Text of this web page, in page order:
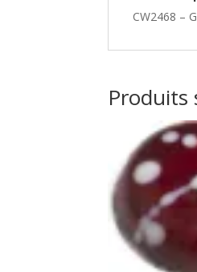
CW2468 –
Produits